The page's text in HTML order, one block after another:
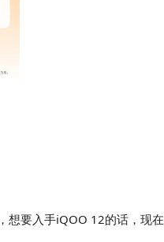
想要入手iQOO 12的话，现